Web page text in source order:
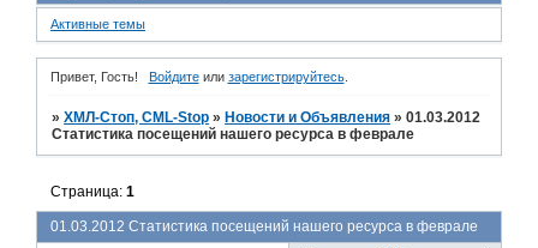
Активные темы
Привет, Гость! Войдитеили зарегистрируйтесь.
»ХМЛ-Стоп, CML-Stop » Новости и Объявления »01.03.2012
Статистика посещений нашего ресурса в феврале
01.03.2012 Статистика посещений нашего ресурса в феврале
Страница:1